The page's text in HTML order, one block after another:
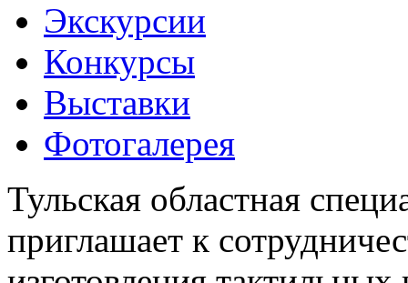
Экскурсии
Конкурсы
Выставки
Фотогалерея
Тульская областная
приглашает к